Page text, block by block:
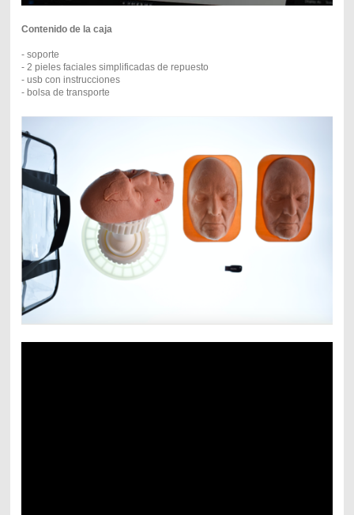
Contenido de la caja
- soporte
- 2 pieles faciales simplificadas de repuesto
- usb con instrucciones
- bolsa de transporte